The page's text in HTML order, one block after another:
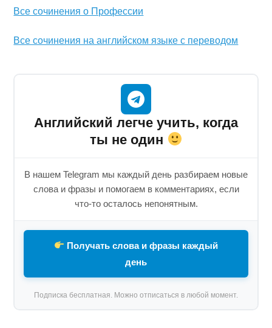
Все сочинения о Профессии
Все сочинения на английском языке с переводом
Английский легче учить, когда
ты не один
В нашем Telegram мы каждый день разбираем новые
слова и фразы и помогаем в комментариях, если
что-то осталось непонятным.
Получать слова и фразы каждый
день
Подписка бесплатная. Можно отписаться в любой момент.